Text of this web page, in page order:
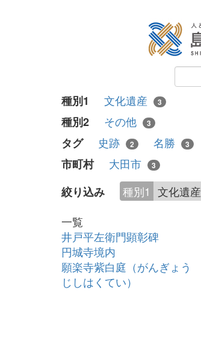
種別1 文化遺産 3
種別2 その他 3
タグ 史跡 2 名勝 3
市町村 大田市 3
絞り込み 種別1 文化遺産
一覧
井戸平左衛門顕彰碑
円城寺境内
願楽寺紫白庭（がんぎょう
じしはくてい）